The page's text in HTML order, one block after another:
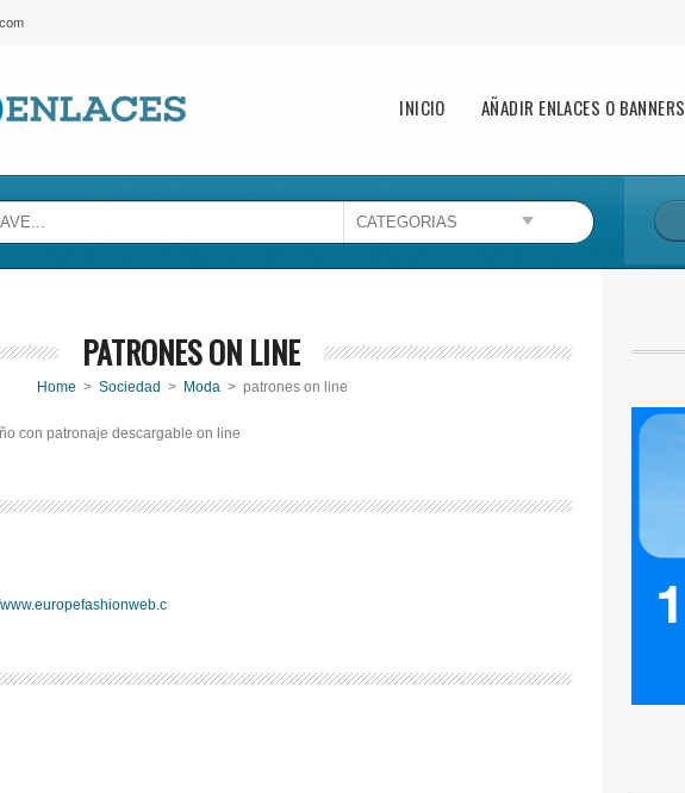
Main menu
INICIO AÑADIR ENLACES O BANNERS
PATRONES ON LINE
Home > Sociedad > Moda > patrones on line
con patronaje descargable on line